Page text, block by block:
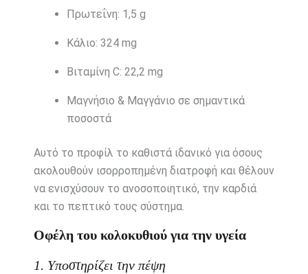
Πρωτεΐνη: 1,5 g
Κάλιο: 324 mg
Βιταμίνη C: 22,2 mg
Μαγνήσιο & Μαγγάνιο σε σημαντικά
ποσοστά
Αυτό το προφίλ το καθιστά ιδανικό για όσους
ακολουθούν ισορροπημένη διατροφή και θέλουν
να ενισχύσουν το ανοσοποιητικό, την καρδιά
και το πεπτικό τους σύστημα.
Οφέλη του κολοκυθιού για την υγεία
1. Υποστηρίζει την πέψη